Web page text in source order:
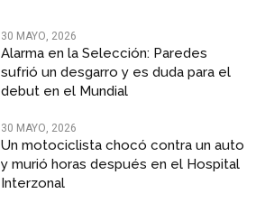
30 MAYO, 2026
Alarma en la Selección: Paredes
sufrió un desgarro y es duda para el
debut en el Mundial
30 MAYO, 2026
Un motociclista chocó contra un auto
y murió horas después en el Hospital
Interzonal